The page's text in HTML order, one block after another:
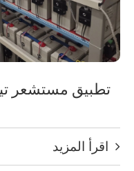
تطبيق مستشعر